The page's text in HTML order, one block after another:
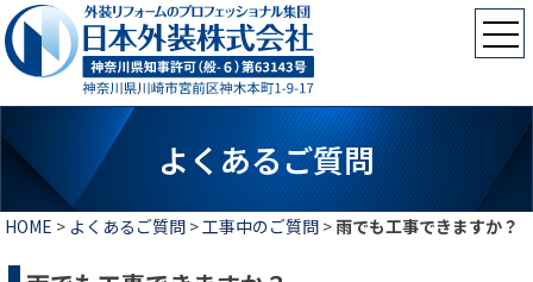
よくあるご質問
HOME > よくあるご質問> 工事中のご質問> 雨でも工事できますか？